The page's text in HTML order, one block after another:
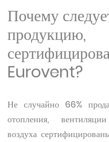
Почему
продукцию,
Eurovent?
Не случайно 66%
отопления,
воздуха